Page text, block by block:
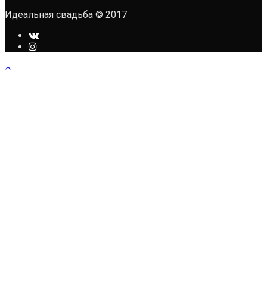
Идеальная свадьба © 2017